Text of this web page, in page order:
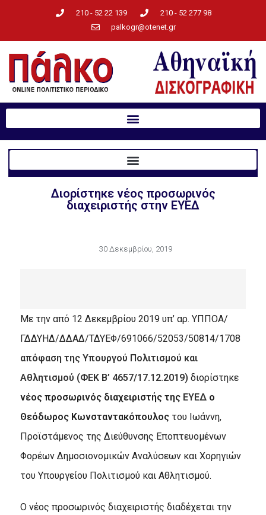
210 - 52 22 139
210 - 52 277 98
palkogr@otenet.gr
Διορίστηκε νέος προσωρινός
διαχειριστής στην ΕΥΕΔ
30 Δεκεμβρίου, 2019
Mε την από 12 Δεκεμβρίου 2019 υπ’ αρ. ΥΠΠΟΑ/
ΓΔΔΥΗΔ/ΔΔΑΔ/ΤΔΥΕΦ/691066/52053/50814/1708
απόφαση της Υπουργού Πολιτισμού και
Αθλητισμού (ΦΕΚ Β’ 4657/17.12.2019) διορίστηκε
νέος προσωρινός διαχειριστής της ΕΥΕΔ ο
Θεόδωρος Κωνσταντακόπουλος του Ιωάννη,
Προϊστάμενος της Διεύθυνσης Εποπτευομένων
Φορέων Δημοσιονομικών Αναλύσεων και Χορηγιών
του Υπουργείου Πολιτισμού και Αθλητισμού.
Ο νέος προσωρινός διαχειριστής διαδέχεται την